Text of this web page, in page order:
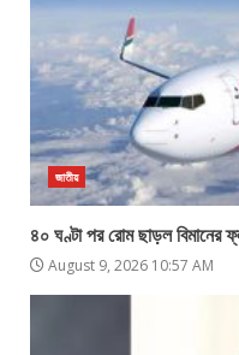
জাতীয়
৪০ ঘণ্টা পর রোম ছাড়ল বিমানের
August 9, 2026 10:57 AM